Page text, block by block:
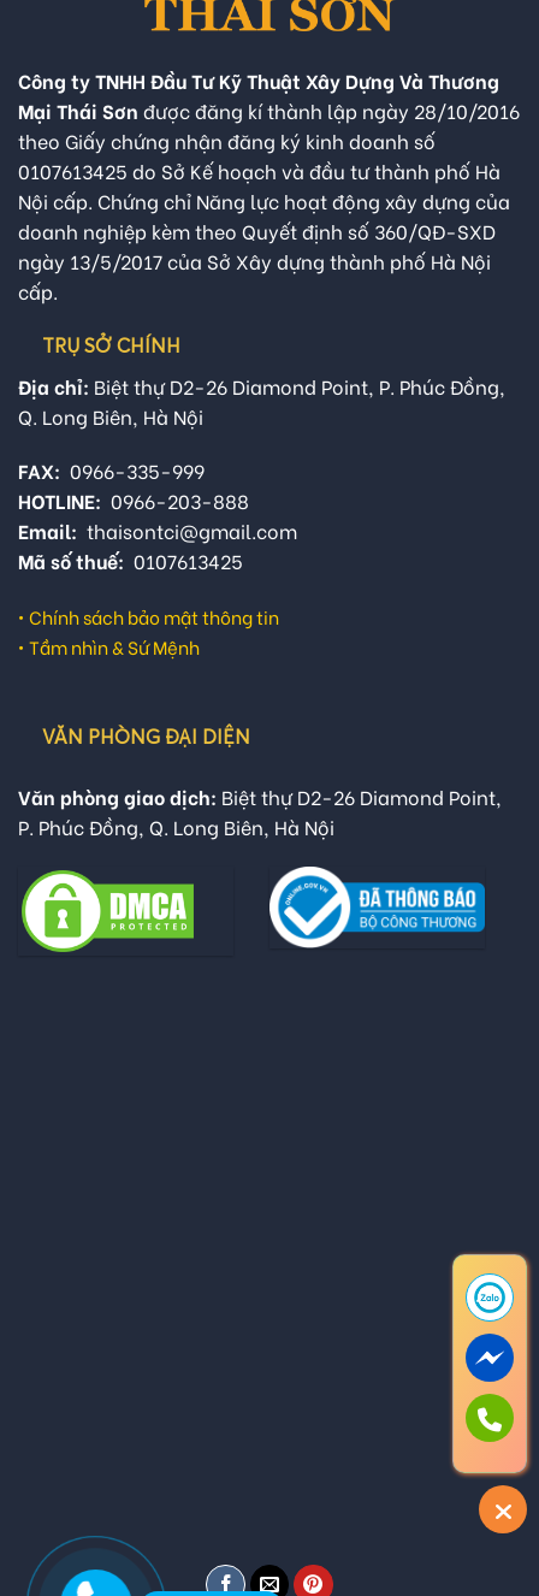
Công ty TNHH Đầu Tư Kỹ Thuật Xây Dựng Và Thương
Mại Thái Sơn được đăng kí thành lập ngày 28/10/2016
theo Giấy chứng nhận đăng ký kinh doanh số
0107613425 do Sở Kế hoạch và đầu tư thành phố Hà
Nội cấp. Chứng chỉ Năng lực hoạt động xây dựng của
doanh nghiệp kèm theo Quyết định số 360/QĐ-SXD
ngày 13/5/2017 của Sở Xây dựng thành phố Hà Nội
cấp.
TRỤ SỞ CHÍNH
Địa chỉ: Biệt thự D2-26 Diamond Point, P. Phúc Đồng,
Q. Long Biên, Hà Nội
FAX: 0966-335-999
HOTLINE: 0966-203-888
Email: thaisontci@gmail.com
Mã số thuế: 0107613425
• Chính sách bảo mật thông tin
• Tầm nhìn & Sứ Mệnh
VĂN PHÒNG ĐẠI DIỆN
Văn phòng giao dịch: Biệt thự D2-26 Diamond Point,
P. Phúc Đồng, Q. Long Biên, Hà Nội